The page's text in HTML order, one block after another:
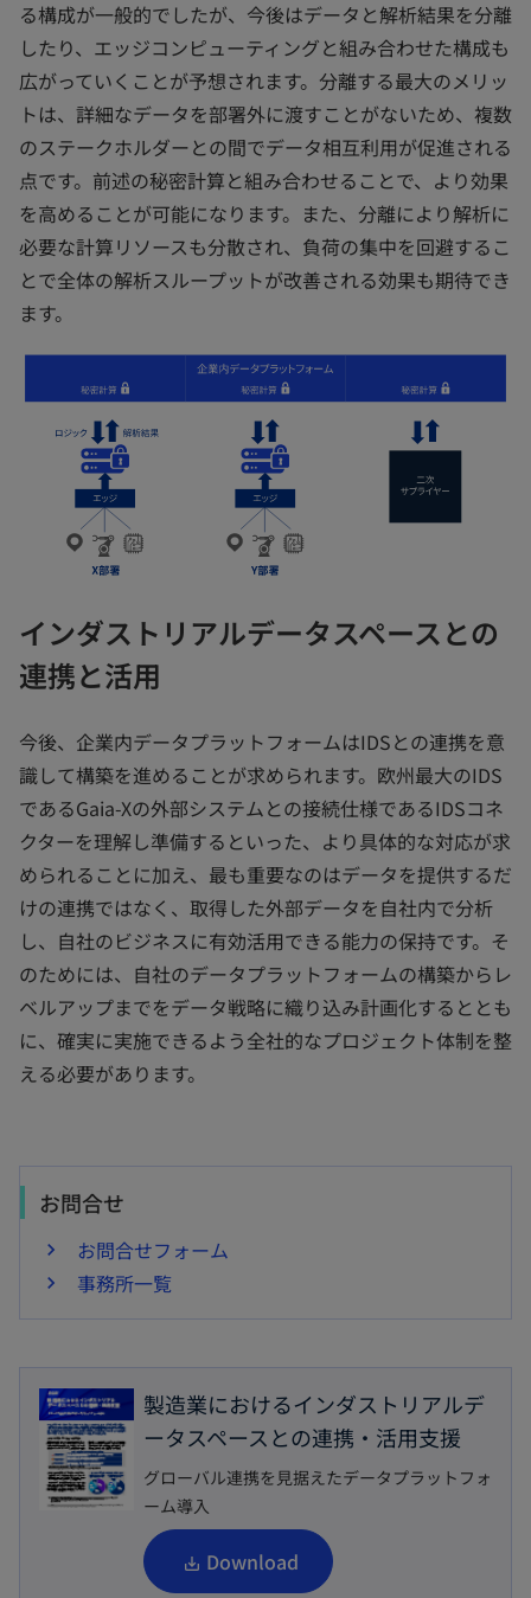
る構成が一般的でしたが、今後はデータと解析結果を分離
したり、エッジコンピューティングと組み合わせた構成も
広がっていくことが予想されます。分離する最大のメリッ
トは、詳細なデータを部署外に渡すことがないため、複数
のステークホルダーとの間でデータ相互利用が促進される
点です。前述の秘密計算と組み合わせることで、より効果
を高めることが可能になります。また、分離により解析に
必要な計算リソースも分散され、負荷の集中を回避するこ
とで全体の解析スループットが改善される効果も期待でき
ます。
インダストリアルデータスペースとの
連携と活用
今後、企業内データプラットフォームはIDSとの連携を意
識して構築を進めることが求められます。欧州最大のIDS
であるGaia-Xの外部システムとの接続仕様であるIDSコネ
クターを理解し準備するといった、より具体的な対応が求
められることに加え、最も重要なのはデータを提供するだ
けの連携ではなく、取得した外部データを自社内で分析
し、自社のビジネスに有効活用できる能力の保持です。そ
のためには、自社のデータプラットフォームの構築からレ
ベルアップまでをデータ戦略に織り込み計画化するととも
に、確実に実施できるよう全社的なプロジェクト体制を整
える必要があります。
お問合せ
お問合せフォーム
事務所一覧
製造業におけるインダストリアルデ
ータスペースとの連携・活用支援
グローバル連携を見据えたデータプラットフォ
ーム導入
Download
新